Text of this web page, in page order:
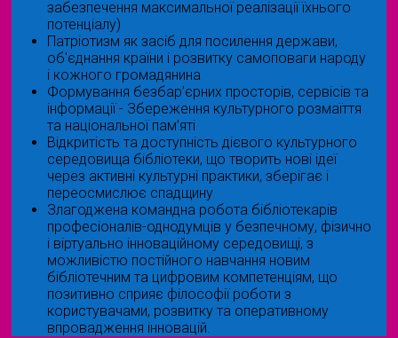
забезпечення максимальної реалізації їхнього
потенціалу)
Патріотизм як засіб для посилення держави,
об'єднання країни і розвитку самоповаги народу
і кожного громадянина
Формування безбар’єрних просторів, сервісів та
інформації - Збереження культурного розмаїття
та національної пам’яті
Відкритість та доступність дієвого культурного
середовища бібліотеки, що творить нові ідеї
через активні культурні практики, зберігає і
переосмислює спадщину
Злагоджена командна робота бібліотекарів
професіоналів-однодумців у безпечному, фізично
і віртуально інноваційному середовищі, з
можливістю постійного навчання новим
бібліотечним та цифровим компетенціям, що
позитивно сприяє філософії роботи з
користувачами, розвитку та оперативному
впровадження інновацій.